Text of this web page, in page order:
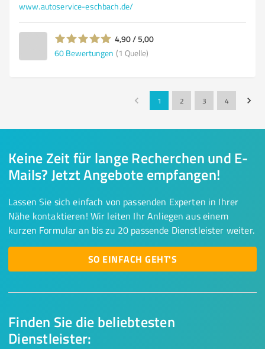
www.autoservice-eschbach.de/
4,90 / 5,00
60 Bewertungen (1 Quelle)
1 2 3 4
Finden Sie die beliebtesten
Dienstleister:
Keine Zeit für lange Recherchen und E-
Mails? Jetzt Angebote empfangen!
Lassen Sie sich einfach von passenden Experten in Ihrer
Nähe kontaktieren! Wir leiten Ihr Anliegen aus einem
kurzen Formular an bis zu 20 passende Dienstleister weiter.
SO EINFACH GEHT'S